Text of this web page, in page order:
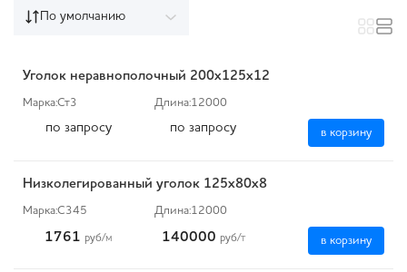
По умолчанию
Уголок неравнополочный 200х125х12
Марка:Ст3 Длина:12000
по запросу по запросу в корзину
Низколегированный уголок 125х80х8
Марка:С345 Длина:12000
1761 руб/м 140000 руб/т в корзину